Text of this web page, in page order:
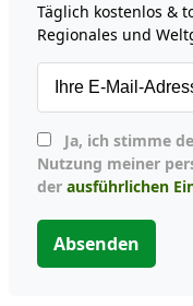
Täglich kostenlos &
Regionales und
Nutzung meiner
der ausführlichen
Absenden